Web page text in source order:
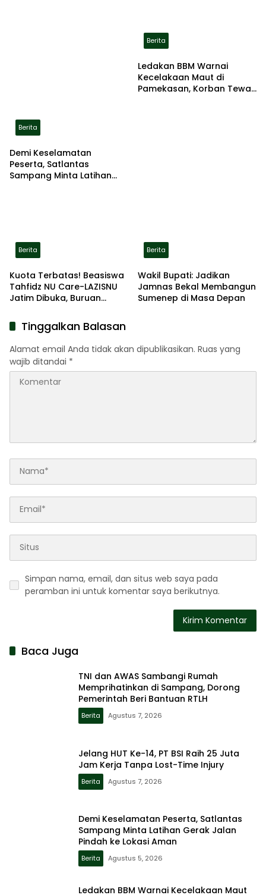
Berita
Demi Keselamatan
Peserta, Satlantas
Sampang Minta Latihan
Berita
Ledakan BBM Warnai
Kecelakaan Maut di
Pamekasan, Korban Tewas
Berita
Kuota Terbatas! Beasiswa
Tahfidz NU Care-LAZISNU
Jatim Dibuka, Buruan
Berita
Wakil Bupati: Jadikan
Jamnas Bekal Membangun
Sumenep di Masa Depan
Tinggalkan Balasan
Alamat email Anda tidak akan dipublikasikan. Ruas yang
wajib ditandai *
Simpan nama, email, dan situs web saya pada
peramban ini untuk komentar saya berikutnya.
Baca Juga
TNI dan AWAS Sambangi Rumah
Memprihatinkan di Sampang, Dorong
Pemerintah Beri Bantuan RTLH
Berita Agustus 7, 2026
Jelang HUT Ke-14, PT BSI Raih 25 Juta
Jam Kerja Tanpa Lost-Time Injury
Berita Agustus 7, 2026
Demi Keselamatan Peserta, Satlantas
Sampang Minta Latihan Gerak Jalan
Pindah ke Lokasi Aman
Berita Agustus 5, 2026
Ledakan BBM Warnai Kecelakaan Maut